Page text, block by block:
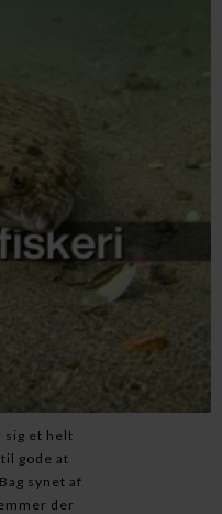
sig et helt
gode at
synet af
der